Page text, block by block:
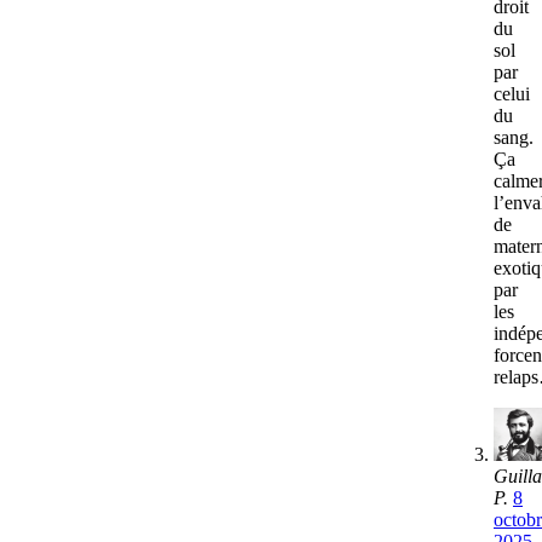
droit
du
sol
par
celui
du
sang.
Ça
de
par
les
P. 8